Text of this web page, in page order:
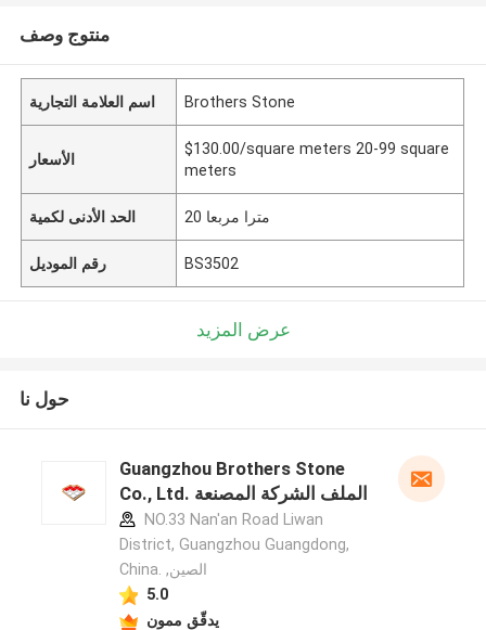
منتوج وصف
اسم العلامة التجارية Brothers Stone
الأسعار
$130.00/square meters 20-99 square
meters
الحد الأدنى لكمية 20 مترا مربعا
رقم الموديل BS3502
عرض المزيد
حول نا
Guangzhou Brothers Stone
Co., Ltd. الملف الشركة المصنعة
NO.33 Nan'an Road Liwan
District, Guangzhou Guangdong,
China. ,الصين
5.0
يدقّق ممون